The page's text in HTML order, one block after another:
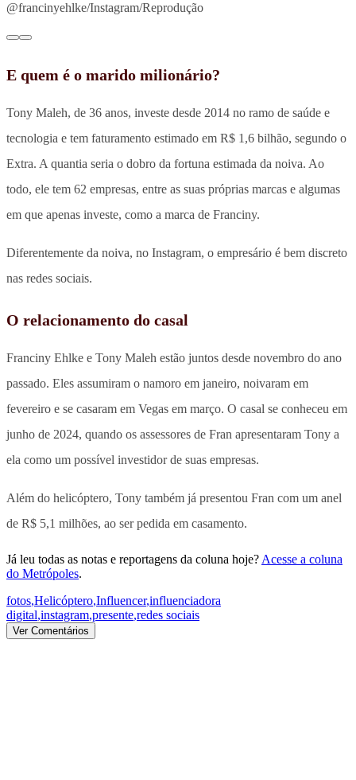
@francinyehlke/Instagram/Reprodução
E quem é o marido milionário?
Tony Maleh, de 36 anos, investe desde 2014 no ramo de saúde e
tecnologia e tem faturamento estimado em R$ 1,6 bilhão, segundo o
Extra. A quantia seria o dobro da fortuna estimada da noiva. Ao
todo, ele tem 62 empresas, entre as suas próprias marcas e algumas
em que apenas investe, como a marca de Franciny.
Diferentemente da noiva, no Instagram, o empresário é bem discreto
nas redes sociais.
O relacionamento do casal
Franciny Ehlke e Tony Maleh estão juntos desde novembro do ano
passado. Eles assumiram o namoro em janeiro, noivaram em
fevereiro e se casaram em Vegas em março. O casal se conheceu em
junho de 2024, quando os assessores de Fran apresentaram Tony a
ela como um possível investidor de suas empresas.
Além do helicóptero, Tony também já presentou Fran com um anel
de R$ 5,1 milhões, ao ser pedida em casamento.
Já leu todas as notas e reportagens da coluna hoje? Acesse a coluna
do Metrópoles.
fotos,Helicóptero,Influencer,influenciadora
digital,instagram,presente,redes sociais
Ver Comentários